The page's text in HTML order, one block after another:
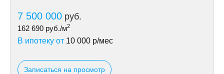
7 500 000 руб.
162 690 руб./м2
В ипотеку от 10 000 р/мес
Записаться на просмотр